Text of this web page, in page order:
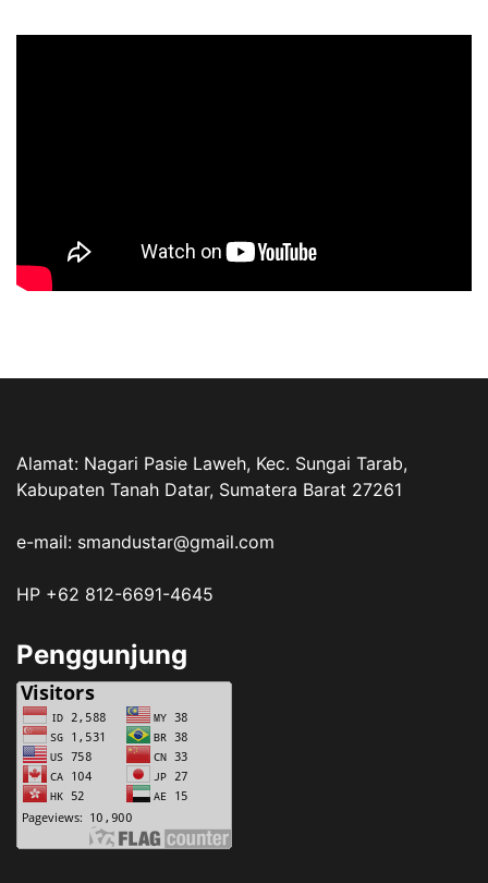
Alamat: Nagari Pasie Laweh, Kec. Sungai Tarab,
Kabupaten Tanah Datar, Sumatera Barat 27261
e-mail: smandustar@gmail.com
HP +62 812-6691-4645
Penggunjung